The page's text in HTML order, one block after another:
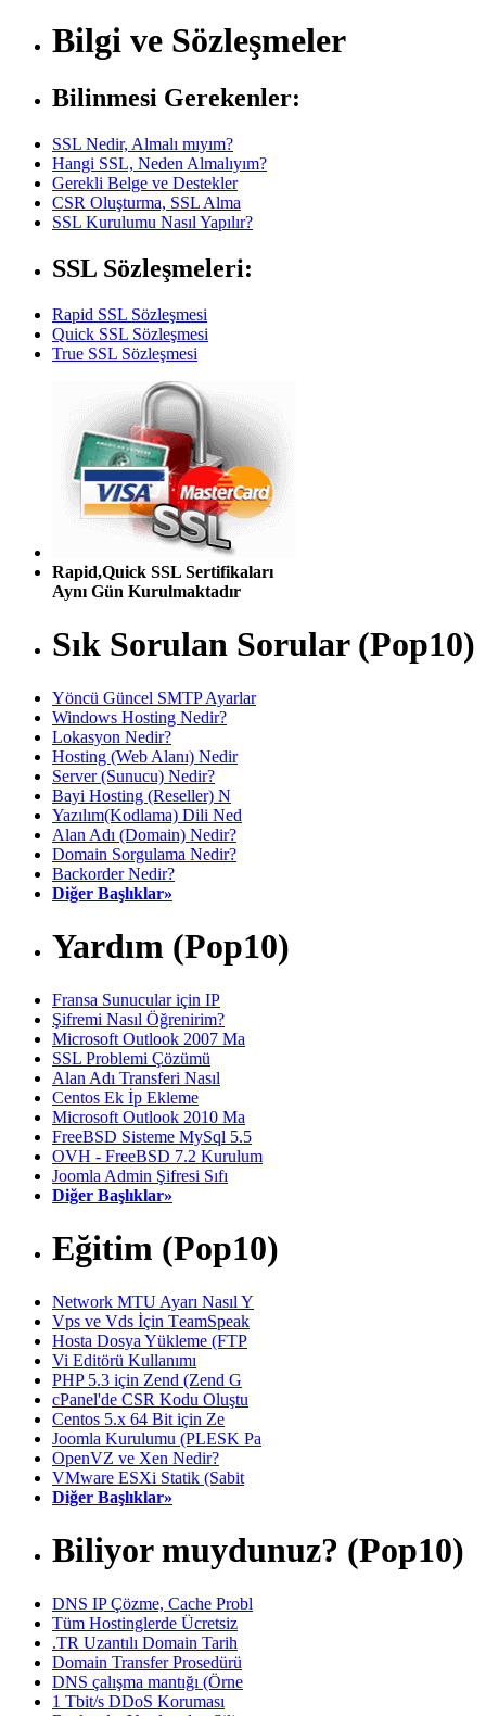
Bilgi ve Sözleşmeler
Bilinmesi Gerekenler:
SSL Nedir, Almalı mıyım?
Hangi SSL, Neden Almalıyım?
Gerekli Belge ve Destekler
CSR Oluşturma, SSL Alma
SSL Kurulumu Nasıl Yapılır?
SSL Sözleşmeleri:
Rapid SSL Sözleşmesi
Quick SSL Sözleşmesi
True SSL Sözleşmesi
Rapid,Quick SSL Sertifikaları
Aynı Gün Kurulmaktadır
Sık Sorulan Sorular (Pop10)
Yöncü Güncel SMTP Ayarlar
Windows Hosting Nedir?
Lokasyon Nedir?
Hosting (Web Alanı) Nedir
Server (Sunucu) Nedir?
Bayi Hosting (Reseller) N
Yazılım(Kodlama) Dili Ned
Alan Adı (Domain) Nedir?
Domain Sorgulama Nedir?
Backorder Nedir?
Diğer Başlıklar»
Yardım (Pop10)
Fransa Sunucular için IP
Şifremi Nasıl Öğrenirim?
Microsoft Outlook 2007 Ma
SSL Problemi Çözümü
Alan Adı Transferi Nasıl
Centos Ek İp Ekleme
Microsoft Outlook 2010 Ma
FreeBSD Sisteme MySql 5.5
OVH - FreeBSD 7.2 Kurulum
Joomla Admin Şifresi Sıfı
Diğer Başlıklar»
Eğitim (Pop10)
Network MTU Ayarı Nasıl Y
Vps ve Vds İçin TeamSpeak
Hosta Dosya Yükleme (FTP
Vi Editörü Kullanımı
PHP 5.3 için Zend (Zend G
cPanel'de CSR Kodu Oluştu
Centos 5.x 64 Bit için Ze
Joomla Kurulumu (PLESK Pa
OpenVZ ve Xen Nedir?
VMware ESXi Statik (Sabit
Diğer Başlıklar»
Biliyor muydunuz? (Pop10)
DNS IP Çözme, Cache Probl
Tüm Hostinglerde Ücretsiz
.TR Uzantılı Domain Tarih
Domain Transfer Prosedürü
DNS çalışma mantığı (Örne
1 Tbit/s DDoS Koruması